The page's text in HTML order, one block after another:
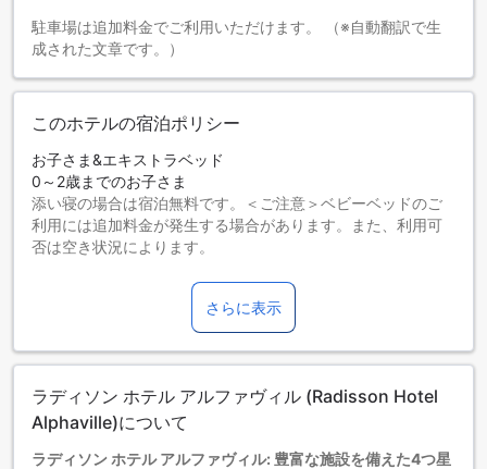
駐車場は追加料金でご利用いただけます。 （※自動翻訳で生
成された文章です。）
このホテルの宿泊ポリシー
お子さま&エキストラベッド
0～2歳までのお子さま
添い寝の場合は宿泊無料です。＜ご注意＞ベビーベッドのご
利用には追加料金が発生する場合があります。また、利用可
否は空き状況によります。
添い寝の場合は宿泊無料です。
8歳以上の宿泊者は大人とみなされます。
エキストラベッドの追加可否は、ルームタイプにより異なり
ます。各ルームタイプ欄の記載をお確かめください。ルーム
ていない場合は、エキストラベッドの追加はできません。
【ご注意】6部屋以上をご予約の場合は、異なるご予約条件や
さらに表示
ラディソン ホテル アルファヴィル (Radisson Hotel
Alphaville)について
ラディソン ホテル アルファヴィル: 豊富な施設を備えた4つ星